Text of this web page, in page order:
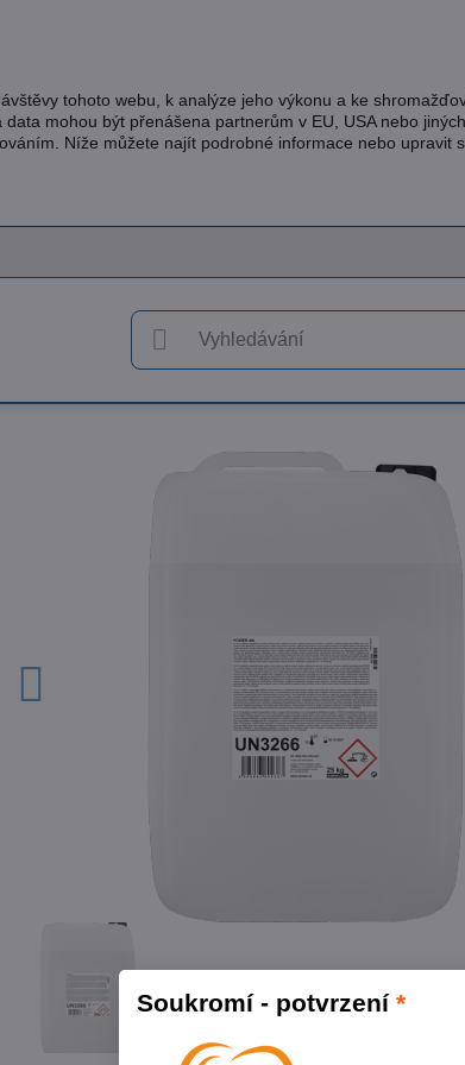
tohoto webu, k analýze jeho výkonu a ke
mohou být přenášena partnerům v EU, USA nebo
Níže můžete najít podrobné informace nebo upravit
Soukromí - potvrzení *